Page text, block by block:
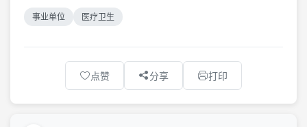
事业单位 医疗卫生
点赞 分享 打印